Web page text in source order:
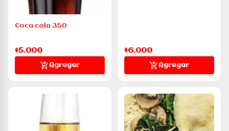
Coca cola 350
$5.000
Agregar
$6.000
Agregar